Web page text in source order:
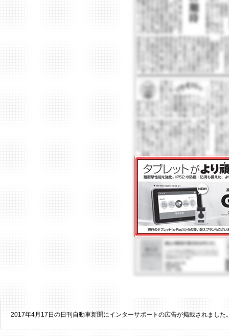
2017年4月17日の日刊自動車新聞にインターサポートの広告が掲載されました